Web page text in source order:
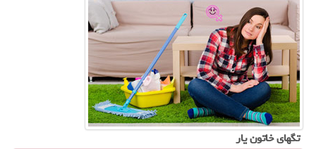
تگهای خاتون یار